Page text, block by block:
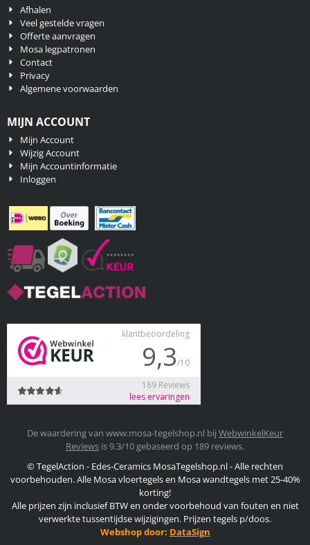
Afhalen
Veel gestelde vragen
Offerte aanvragen
Mosa legpatronen
Contact
Privacy
Algemene voorwaarden
MIJN ACCOUNT
Mijn Account
Wijzig Account
Mijn Accountinformatie
Inloggen
De waardering van www.mosa-tegelshop.nl bij WebwinkelKeur
Reviews is 9.3/10 gebaseerd op 189 reviews.
© TegelAction - Edes-Ceramics MosaTegelshop.nl - Alle rechten
voorbehouden. Alle Mosa vloertegels en Mosa wandtegels met 25-40%
korting!
Alle prijzen zijn inclusief BTW en onder voorbehoud van fouten en niet
verwerkte tussentijdse wijzigingen. Prijzen tegels p/doos.
Webshop door: DataSign